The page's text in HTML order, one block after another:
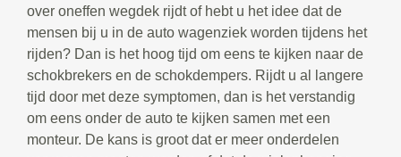
over oneffen wegdek rijdt of hebt u het idee dat de
mensen bij u in de auto wagenziek worden tijdens het
rijden? Dan is het hoog tijd om eens te kijken naar de
schokbrekers en de schokdempers. Rijdt u al langere
tijd door met deze symptomen, dan is het verstandig
om eens onder de auto te kijken samen met een
monteur. De kans is groot dat er meer onderdelen